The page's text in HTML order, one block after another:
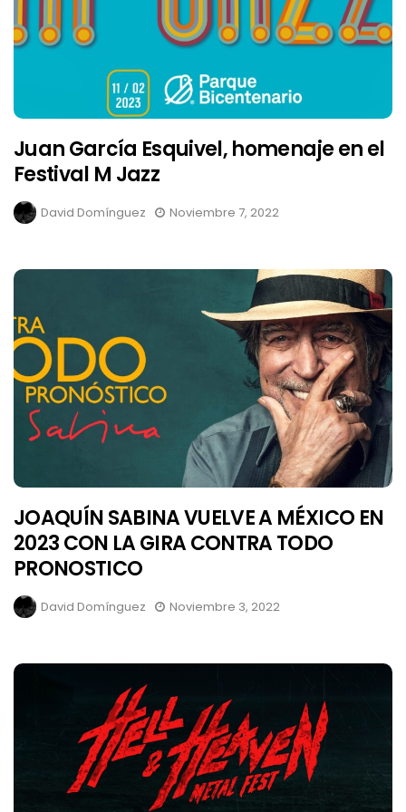
Juan García Esquivel, homenaje en el
Festival M Jazz
David Domínguez Noviembre 7, 2022
JOAQUÍN SABINA VUELVE A MÉXICO EN
2023 CON LA GIRA CONTRA TODO
PRONOSTICO
David Domínguez Noviembre 3, 2022